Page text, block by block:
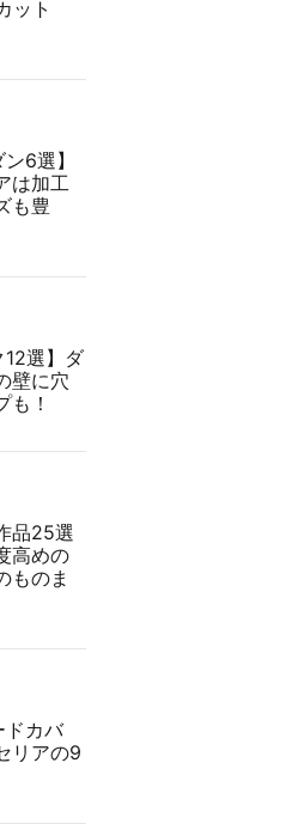
ット
6選】
は加工
も豊
12選】ダ
壁に穴
も！
品25選
高めの
ものま
ドカバ
リアの9